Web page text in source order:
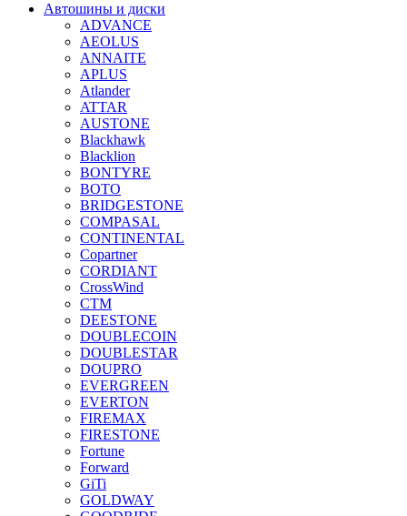
Автошины и диски
ADVANCE
AEOLUS
ANNAITE
APLUS
Atlander
ATTAR
AUSTONE
Blackhawk
Blacklion
BONTYRE
BOTO
BRIDGESTONE
COMPASAL
CONTINENTAL
Copartner
CORDIANT
CrossWind
CTM
DEESTONE
DOUBLECOIN
DOUBLESTAR
DOUPRO
EVERGREEN
EVERTON
FIREMAX
FIRESTONE
Fortune
Forward
GiTi
GOLDWAY